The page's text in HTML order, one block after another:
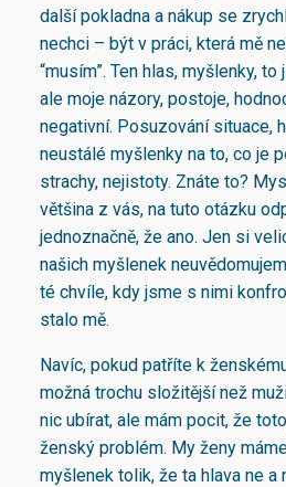
další pokladna a nákup se
nechci – být v práci, která mě
“musím”. Ten hlas, myšlenky,
ale moje názory, postoje,
negativní. Posuzování situace,
neustálé myšlenky na to, co je
strachy, nejistoty. Znáte to?
většina z vás, na tuto otázku
jednoznačně, že ano. Jen si
našich myšlenek
té chvíle, kdy jsme s nimi
stalo mě.
Navíc, pokud patříte k
možná trochu složitější než
nic ubírat, ale mám pocit, že
ženský problém. My ženy
myšlenek tolik, že ta hlava ne a